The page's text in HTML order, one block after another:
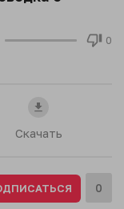
0
Скачать
0